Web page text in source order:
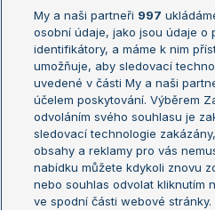
Žebříček ATP (muži)
Žebříček WTA (ženy)
Sázkařský žebříček
US
Aktualní trendy
Fotbalové přestupy
My a naši partneři 997
osobní údaje, jako jsou údaje o
identifikátory, a máme k nim
umožňuje, aby sledovací
uvedené v části My a naši
účelem poskytování. Výběrem
odvoláním svého souhlasu je
sledovací technologie
obsahy a reklamy pro vás
nabídku můžete kdykoli znovu
nebo souhlas odvolat kliknutím
ve spodní části webové